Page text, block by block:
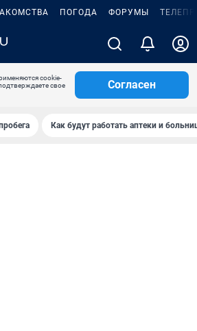
ПОГОДА ФОРУМЫ
cookie-
свое
Согласен
Как будут работать аптеки и